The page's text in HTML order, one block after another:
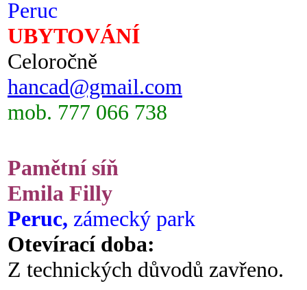
Peruc
UBYTOVÁNÍ
Celoročně
hancad@gmail.com
mob. 777 066 738
Pamětní síň
Emila Filly
Peruc, zámecký park
Otevírací doba:
Z technických důvodů zavřeno.